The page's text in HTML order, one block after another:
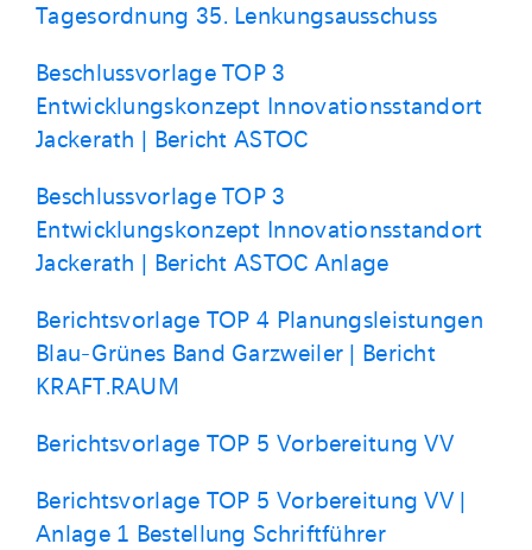
Tagesordnung 35. Lenkungsausschuss
Beschlussvorlage TOP 3
Entwicklungskonzept Innovationsstandort
Jackerath | Bericht ASTOC
Beschlussvorlage TOP 3
Entwicklungskonzept Innovationsstandort
Jackerath | Bericht ASTOC Anlage
Berichtsvorlage TOP 4 Planungsleistungen
Blau-Grünes Band Garzweiler | Bericht
KRAFT.RAUM
Berichtsvorlage TOP 5 Vorbereitung VV
Berichtsvorlage TOP 5 Vorbereitung VV |
Anlage 1 Bestellung Schriftführer